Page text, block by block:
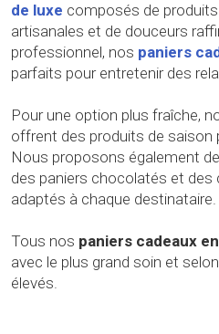
de luxe composés de
artisanales et de douceurs
professionnel, nos paniers
parfaits pour entretenir des
Pour une option plus fraîche,
offrent des produits de saison
Nous proposons également
des paniers chocolatés et des
adaptés à chaque destinataire.
Tous nos paniers cadeaux
avec le plus grand soin et
élevés.